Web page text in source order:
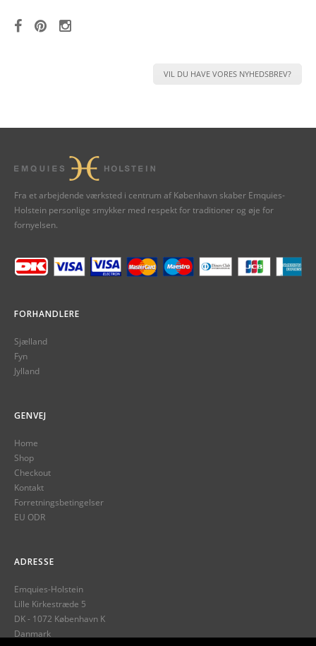
VIL DU HAVE VORES NYHEDSBREV?
Fra et arbejdende værksted i centrum af København skaber Emquies-
Holstein personlige smykker med respekt for traditioner og øje for
fornyelsen.
FORHANDLERE
Sjælland
Fyn
Jylland
GENVEJ
Home
Shop
Checkout
Kontakt
Forretningsbetingelser
EU ODR
ADRESSE
Emquies-Holstein
Lille Kirkestræde 5
DK - 1072 København K
Danmark